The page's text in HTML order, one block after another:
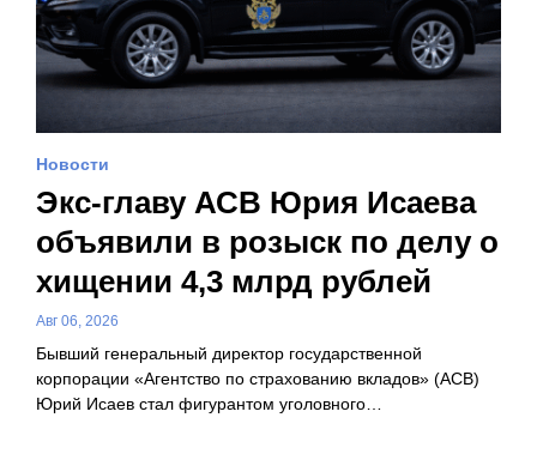
Новости
Экс-главу АСВ Юрия Исаева
объявили в розыск по делу о
хищении 4,3 млрд рублей
Авг 06, 2026
Бывший генеральный директор государственной
корпорации «Агентство по страхованию вкладов» (АСВ)
Юрий Исаев стал фигурантом уголовного…